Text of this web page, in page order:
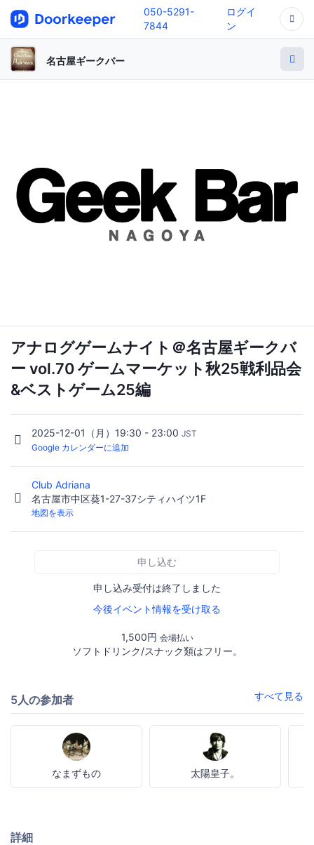
050-5291-
7844
ログイ
ン
名古屋ギークバー
アナログゲームナイト＠名古屋ギークバ
ー vol.70 ゲームマーケット秋25戦利品会
&ベストゲーム25編
2025-12-01（月）19:30 - 23:00 JST
Google カレンダーに追加
Club Adriana
名古屋市中区葵1-27-37シティハイツ1F
地図を表示
申し込む
申し込み受付は終了しました
今後イベント情報を受け取る
1,500円 会場払い
ソフトドリンク/スナック類はフリー。
5人の参加者 すべて見る
なまずもの 太陽皇子。
詳細